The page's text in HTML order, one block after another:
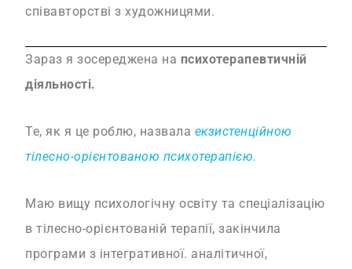
співавторстві з художницями.
Зараз я зосереджена на психотерапевтичній
діяльності.
Те, як я це роблю, назвала екзистенційною
тілесно-орієнтованою психотерапією.
Маю вищу психологічну освіту та спеціалізацію
в тілесно-орієнтованій терапії, закінчила
програми з інтегративної. аналітичної,